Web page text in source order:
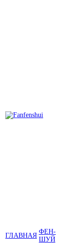
ГЛАВНАЯ
ФЕН-
ШУЙ